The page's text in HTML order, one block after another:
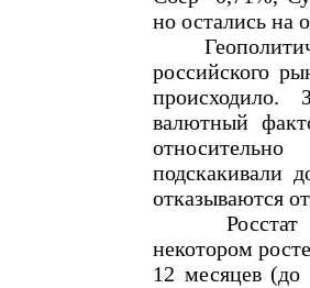
но остались на
российского
происходило.
валютный
подскакивали
отказываются
Росстат
некотором
12 месяцев